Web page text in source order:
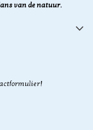
van de natuur.